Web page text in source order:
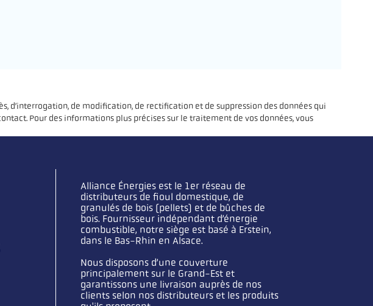
d’interrogation, de modification, de rectification et de suppression des données qui
Pour des informations plus précises sur le traitement de vos données, vous
Alliance Énergies est le 1er réseau de
distributeurs de fioul domestique, de
granulés de bois (pellets) et de bûches de
bois. Fournisseur indépendant d’énergie
combustible, notre siège est basé à Erstein,
dans le Bas-Rhin en Alsace.
Nous disposons d’une couverture
principalement sur le Grand-Est et
garantissons une livraison auprès de nos
clients selon nos distributeurs et les produits